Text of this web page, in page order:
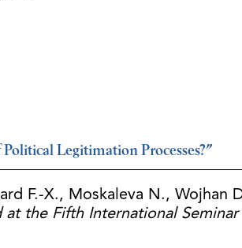
Legitimation Processes?”
F.-X., Moskaleva N., Wojhan
at the Fifth International